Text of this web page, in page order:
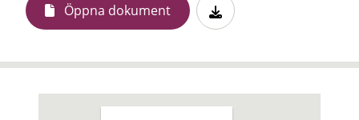
Öppna dokument